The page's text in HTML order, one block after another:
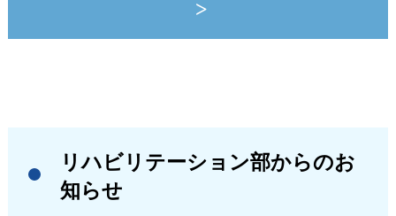
リハビリテーション部からのお
知らせ